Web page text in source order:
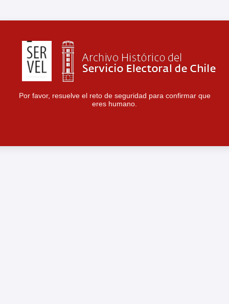
Por favor, resuelve el reto de seguridad para confirmar que
eres humano.